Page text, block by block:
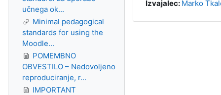
Izvajalec: Marko
učnega ok...
Minimal pedagogical
standards for using the
Moodle...
POMEMBNO
OBVESTILO – Nedovoljeno
reproduciranje, r...
IMPORTANT